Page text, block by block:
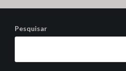
Pesquisar